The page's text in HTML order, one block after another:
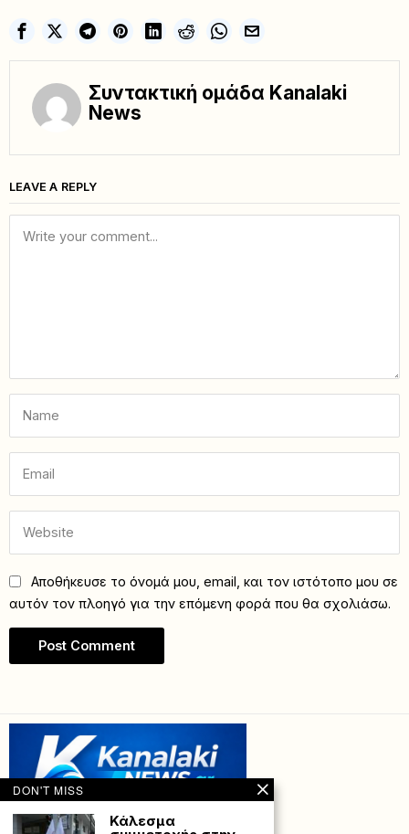
Συντακτική ομάδα Kanalaki
News
LEAVE A REPLY
Αποθήκευσε το όνομά μου, email, και τον ιστότοπο μου σε
αυτόν τον πλοηγό για την επόμενη φορά που θα σχολιάσω.
DON'T MISS
Κάλεσμα